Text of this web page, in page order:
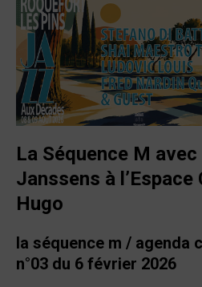
La Séquence M
Janssens à
Hugo
la séquence m / agenda
n°03 du 6 février 2026